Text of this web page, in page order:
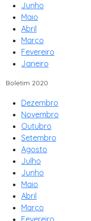
Junho
Maio
Abril
Março
Fevereiro
Janeiro
Boletim 2020
Dezembro
Novembro
Outubro
Setembro
Agosto
Julho
Junho
Maio
Abril
Março
Fevereiro